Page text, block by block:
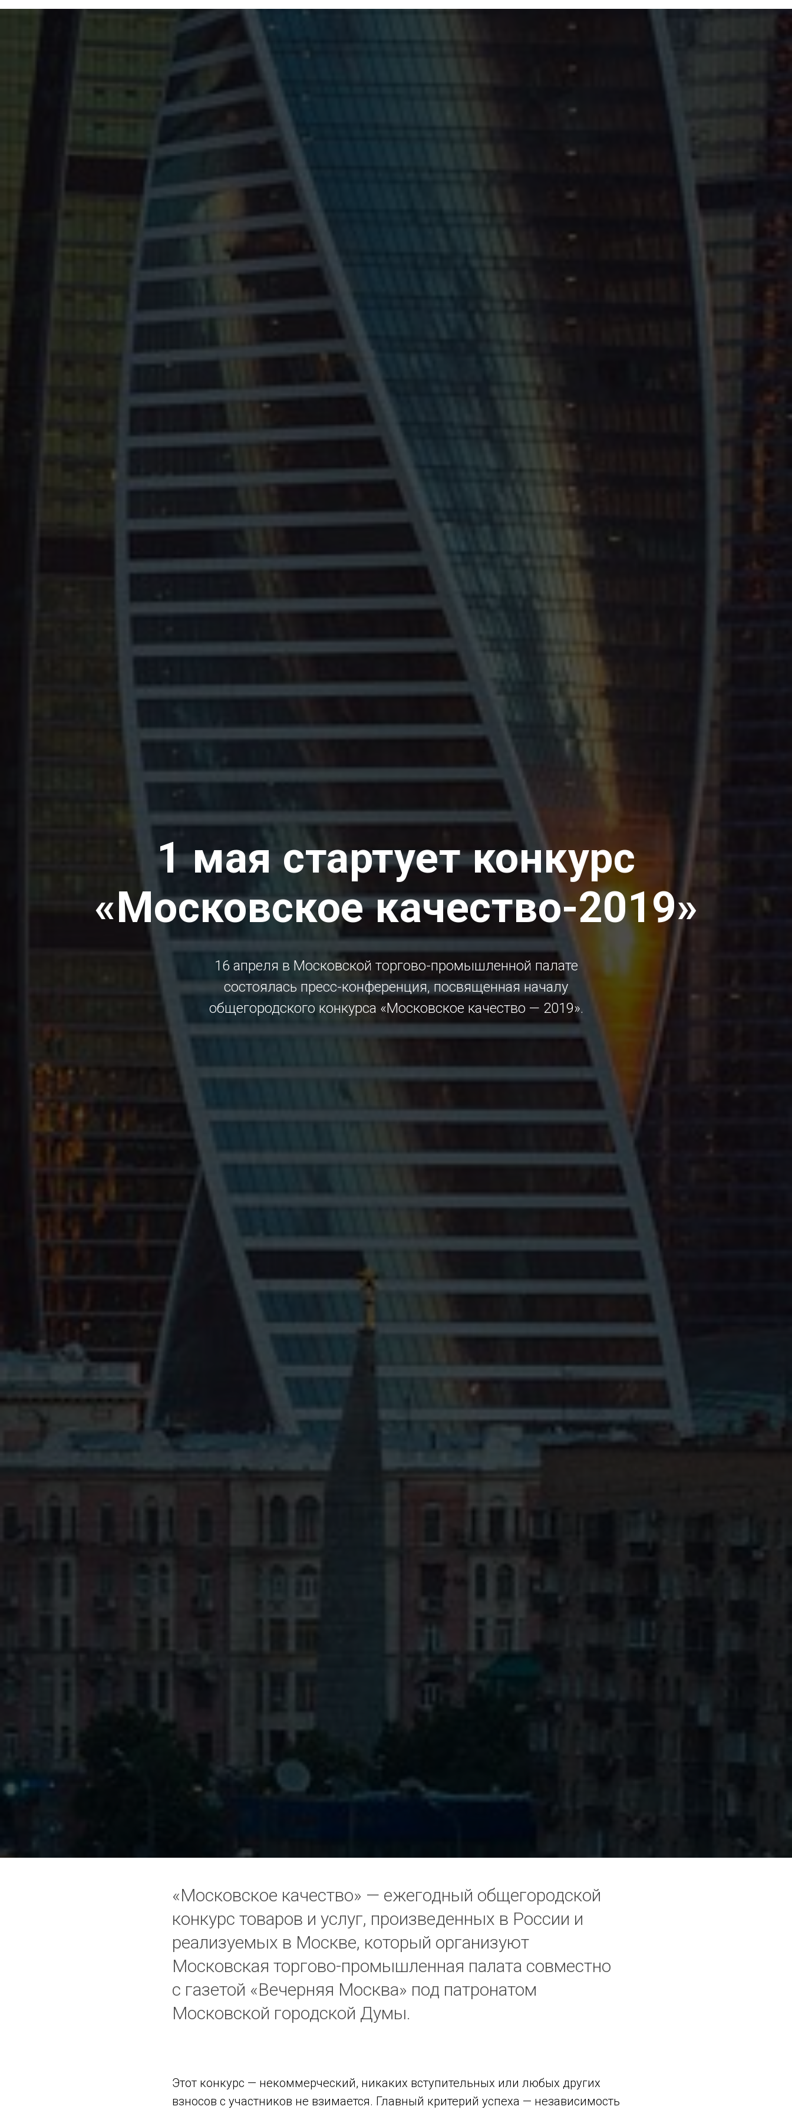
1 мая стартует конкурс
«Московское качество-2019»
16 апреля в Московской торгово-промышленной палате
состоялась пресс-конференция, посвященная началу
общегородского конкурса «Московское качество — 2019».
«Московское качество» — ежегодный общегородской
конкурс товаров и услуг, произведенных в России и
реализуемых в Москве, который организуют
Московская торгово-промышленная палата совместно
с газетой «Вечерняя Москва» под патронатом
Московской городской Думы.
Этот конкурс — некоммерческий, никаких вступительных или любых других
взносов с участников не взимается. Главный критерий успеха — независимость